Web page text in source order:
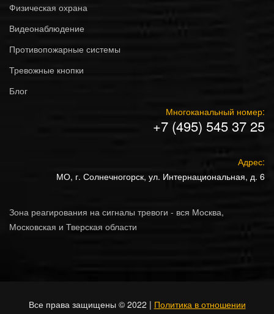
Физическая охрана
Видеонаблюдение
Противопожарные системы
Тревожные кнопки
Блог
Многоканальный номер:
+7 (495) 545 37 25
Адрес:
МО, г. Солнечногорск, ул. Интернациональная, д. 6
Зона реагирования на сигналы тревоги - вся Москва,
Московская и Тверская области
Все права защищены © 2022 | Политика в отношении